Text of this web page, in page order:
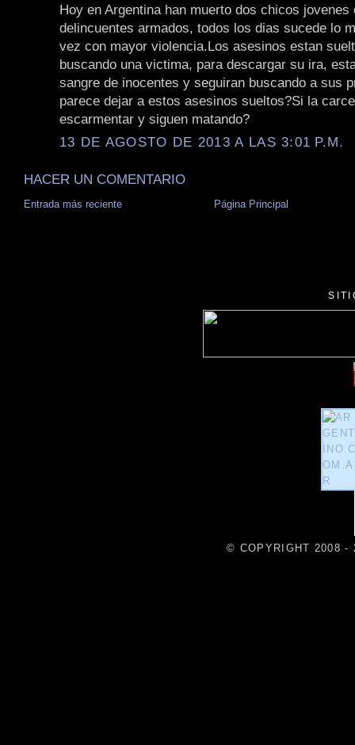
Hoy en Argentina han muerto dos chicos jovenes
delincuentes armados, todos los dias sucede lo
vez con mayor violencia.Los asesinos estan
buscando una victima, para descargar su ira,
sangre de inocentes y seguiran buscando a sus
parece dejar a estos asesinos sueltos?Si la
escarmentar y siguen matando?
13 DE AGOSTO DE 2013 A LAS 3:01 P.M.
HACER UN COMENTARIO
Entrada más reciente Página Principal
© COPYRIGHT 2008